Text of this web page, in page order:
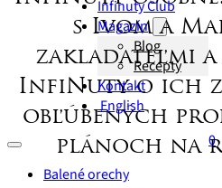
Infinuty Club
Magazín
Blog
Recepty
Kontakt
English
Balené orechy
0
s Ivom a
zakladateľmi
InfiNuty o ich
obľúbených
plánoch na